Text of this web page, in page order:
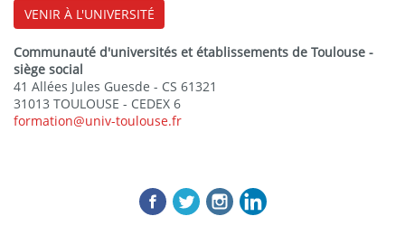
VENIR À L'UNIVERSITÉ
Communauté d'universités et établissements de Toulouse -
siège social
41 Allées Jules Guesde - CS 61321
31013 TOULOUSE - CEDEX 6
formation@univ-toulouse.fr